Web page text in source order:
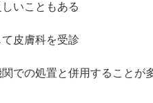
いこともある
皮膚科を受診
での処置と併用することが